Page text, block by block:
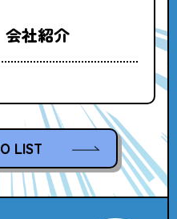
会社紹介
LIST